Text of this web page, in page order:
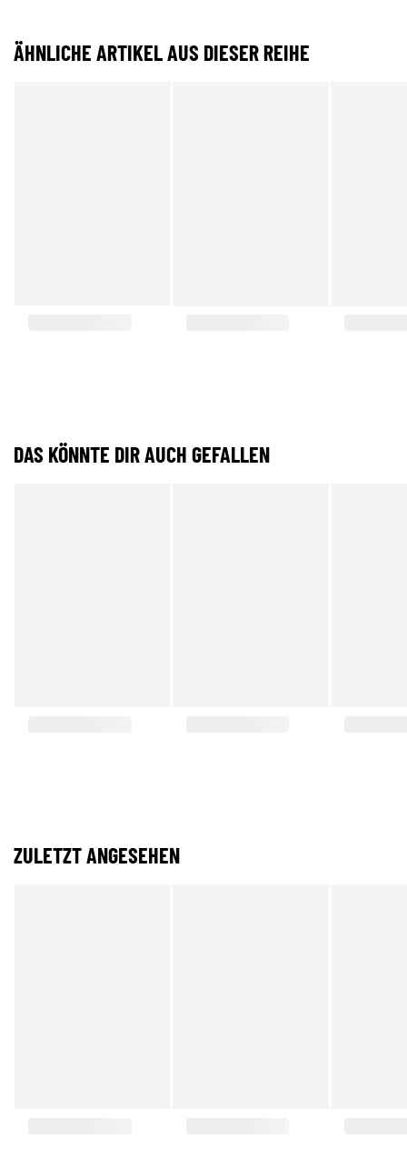
ÄHNLICHE ARTIKEL AUS DIESER REIHE
DAS KÖNNTE DIR AUCH GEFALLEN
ZULETZT ANGESEHEN